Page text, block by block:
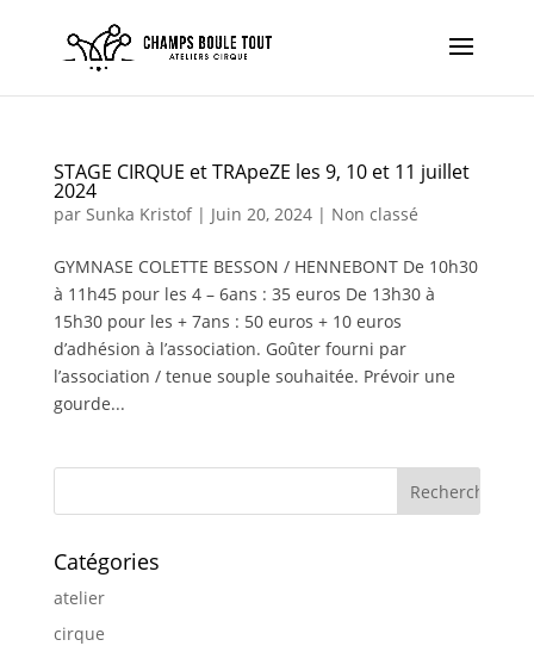
STAGE CIRQUE et TRApeZE les 9, 10 et 11 juillet
2024
par Sunka Kristof| Juin 20, 2024| Non classé
GYMNASE COLETTE BESSON / HENNEBONT De 10h30
à 11h45 pour les 4 – 6ans : 35 euros De 13h30 à
15h30 pour les + 7ans : 50 euros + 10 euros
d’adhésion à l’association. Goûter fourni par
l’association / tenue souple souhaitée. Prévoir une
gourde...
Catégories
atelier
cirque